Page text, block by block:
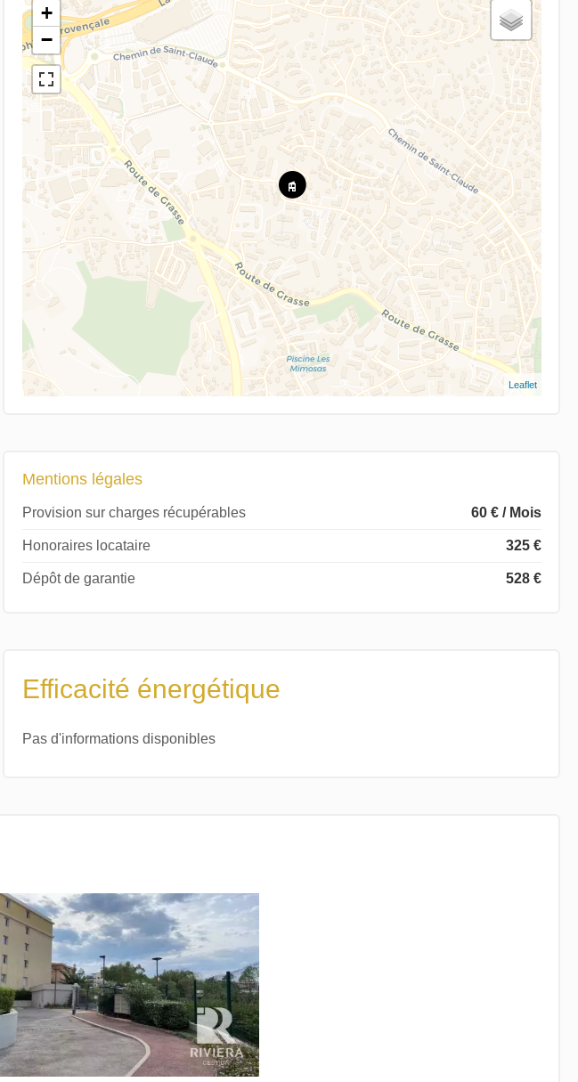
+
−
Leaflet
Mentions légales
Provision sur charges récupérables 60 € / Mois
Honoraires locataire 325 €
Dépôt de garantie 528 €
Efficacité énergétique
Pas d'informations disponibles